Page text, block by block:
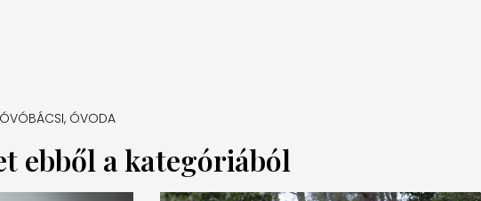
ÓVÓBÁCSI, ÓVODA
ebből a kategóriából